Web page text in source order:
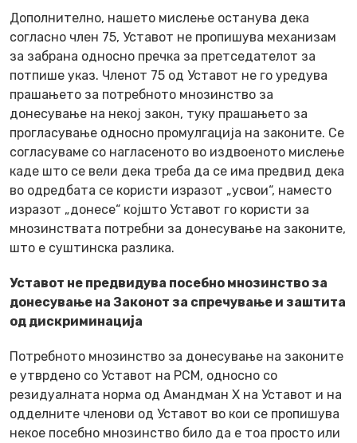
Дополнително, нашето мислење останува дека
согласно член 75, Уставот не пропишува механизам
за забрана односно пречка за претседателот за
потпише указ. Членот 75 од Уставот не го уредува
прашањето за потребното мнозинство за
донесување на некој закон, туку прашањето за
прогласување односно промулгација на законите. Се
согласуваме со нагласеното во издвоеното мислење
каде што се вели дека треба да се има предвид дека
во одредбата се користи изразот „усвои“, наместо
изразот „донесе“ којшто Уставот го користи за
мнозинствата потребни за донесување на законите,
што е суштинска разлика.
Уставот не предвидува посебно мнозинство за
донесување на Законот за спречување и заштита
од дискриминација
Потребното мнозинство за донесување на законите
е утврдено со Уставот на РСМ, односно со
резидуалната норма од Амандман X на Уставот и на
одделните членови од Уставот во кои се пропишува
некое посебно мнозинство било да е тоа просто или